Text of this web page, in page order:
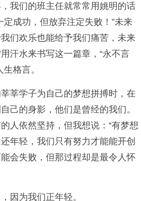
我们的班主任就常常用姚明的话
定成功，但放弃注定失败！”未来
们欢乐也能给予我们痛苦，未来
汗水来书写这一篇章，“永不言
格言。
莘学子为自己的梦想拼搏时，在
己的身影，他们是曾经的我们。
人依然坚持，但我想说：“有梦想
年轻，我们只有努力才能能开创
会失败，但那过程却是最令人怀
因为我们正年轻。